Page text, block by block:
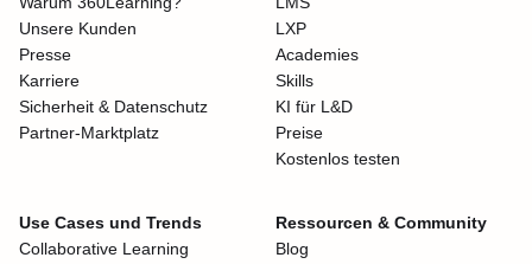
Unsere Kunden
Presse
Karriere
Sicherheit & Datenschutz
Partner-Marktplatz
LXP
Academies
Skills
KI für L&D
Preise
Kostenlos testen
Use Cases und Trends
Collaborative Learning
Ressourcen & Community
Blog